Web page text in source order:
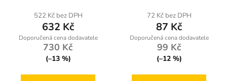
522 Kč bez DPH
632 Kč
730 Kč
(–13 %)
72 Kč bez DPH
87 Kč
99 Kč
(–12 %)